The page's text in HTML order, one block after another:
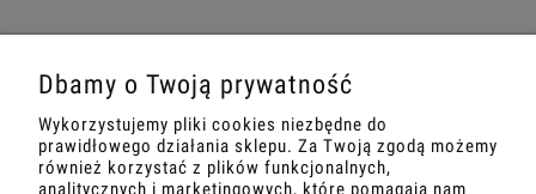
INFORMACJE
O NAS
Dbamy o Twoją prywatność
Wykorzystujemy pliki cookies niezbędne do
prawidłowego działania sklepu. Za Twoją zgodą możemy
również korzystać z plików funkcjonalnych,
analitycznych i marketingowych, które pomagają nam